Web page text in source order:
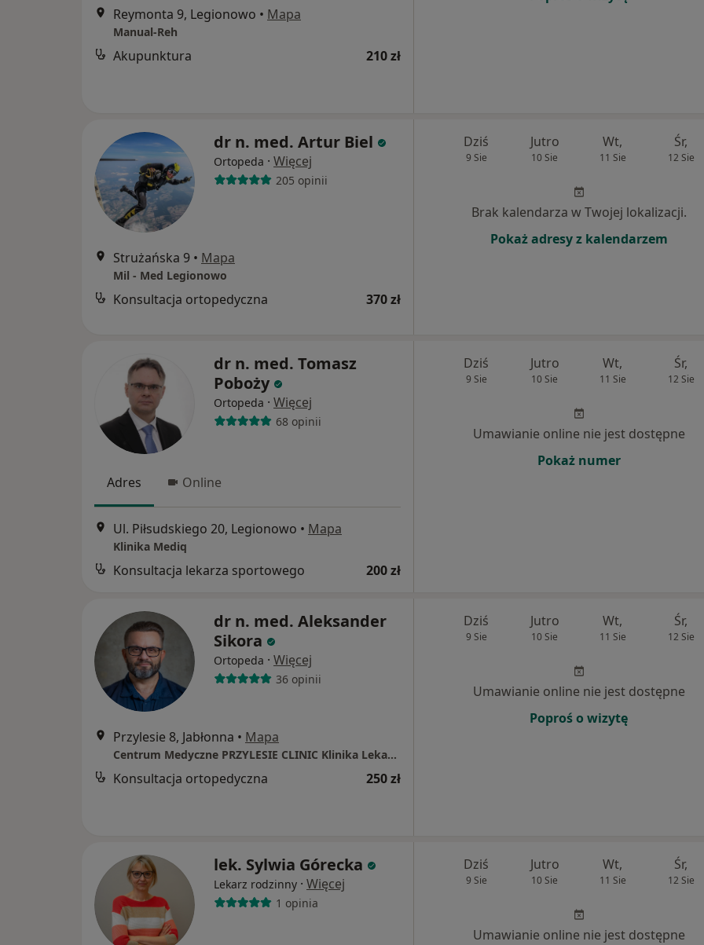
Reymonta 9, Legionowo • Mapa
Manual-Reh
Akupunktura 210 zł
dr n. med. Artur Biel
Ortopeda · Więcej
205 opinii
Strużańska 9 • Mapa
Mil - Med Legionowo
Konsultacja ortopedyczna 370 zł
Dziś
9 Sie
Jutro
10 Sie
Wt,
11 Sie
Śr,
12 Sie
Brak kalendarza w Twojej lokalizacji.
Pokaż adresy z kalendarzem
dr n. med. Tomasz
Poboży
Ortopeda · Więcej
68 opinii
Adres Online
Ul. Piłsudskiego 20, Legionowo • Mapa
Klinika Mediq
Konsultacja lekarza sportowego 200 zł
Dziś
9 Sie
Jutro
10 Sie
Wt,
11 Sie
Śr,
12 Sie
Umawianie online nie jest dostępne
Pokaż numer
dr n. med. Aleksander
Sikora
Ortopeda · Więcej
36 opinii
Przylesie 8, Jabłonna • Mapa
Centrum Medyczne PRZYLESIE CLINIC Klinika Lekarzy Specjalistów Jabłonna
Konsultacja ortopedyczna 250 zł
Dziś
9 Sie
Jutro
10 Sie
Wt,
11 Sie
Śr,
12 Sie
Umawianie online nie jest dostępne
Poproś o wizytę
lek. Sylwia Górecka
Lekarz rodzinny · Więcej
1 opinia
Dziś
9 Sie
Jutro
10 Sie
Wt,
11 Sie
Śr,
12 Sie
Umawianie online nie jest dostępne